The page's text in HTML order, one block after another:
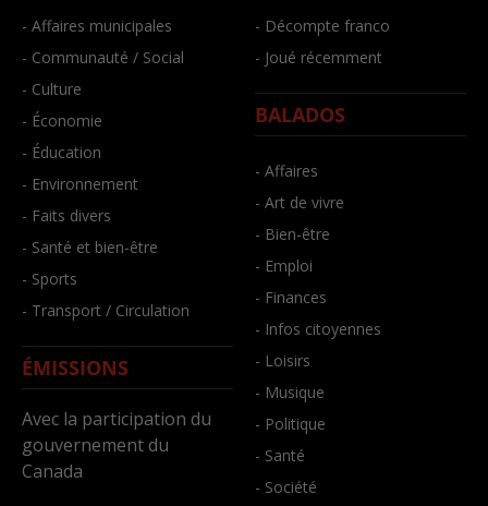
- Affaires municipales
- Communauté / Social
- Culture
- Économie
- Éducation
- Environnement
- Faits divers
- Santé et bien-être
- Sports
- Transport / Circulation
ÉMISSIONS
Avec la participation du
gouvernement du
Canada
- Décompte franco
- Joué récemment
BALADOS
- Affaires
- Art de vivre
- Bien-être
- Emploi
- Finances
- Infos citoyennes
- Loisirs
- Musique
- Politique
- Santé
- Société